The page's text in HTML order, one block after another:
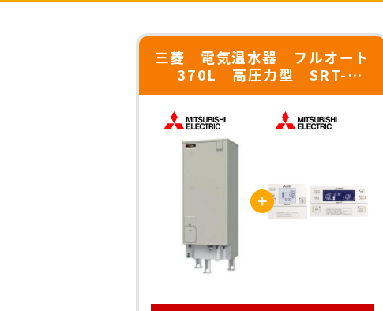
三菱 電気温水器 フルオート
370L 高圧力型 SRT-
J37WD5 ＊新古品特価